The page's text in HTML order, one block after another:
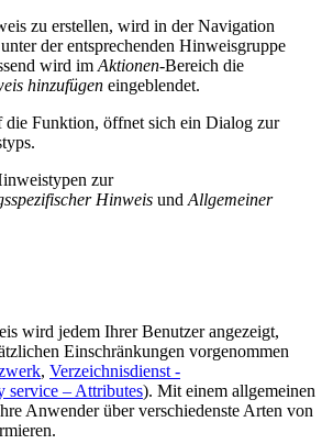
zu erstellen, wird in der Navigation
der entsprechenden Hinweisgruppe
wird im Aktionen-Bereich die
hinzufügen eingeblendet.
Funktion, öffnet sich ein Dialog zur
zur
Hinweis und Allgemeiner
wird jedem Ihrer Benutzer angezeigt,
Einschränkungen vorgenommen
, Verzeichnisdienst -
service – Attributes). Mit einem allgemeinen
Anwender über verschiedenste Arten von